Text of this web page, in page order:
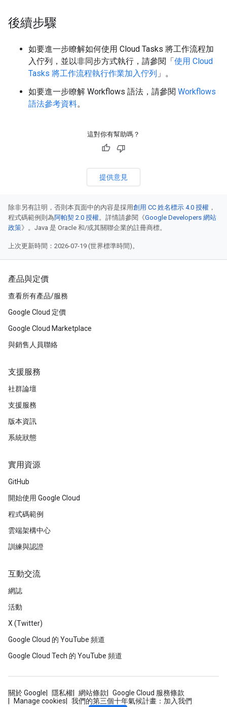
後續步驟
如要進一步瞭解如何使用 Cloud Tasks 將工作流程加
入佇列，並以非同步方式執行，請參閱「 使用 Cloud
Tasks 將工作流程執行作業加入佇列 」。
如要進一步瞭解 Workflows 語法，請參閱 Workflows
語法參考資料。
這對你有幫助嗎？
提供意見
除非另有註明，否則本頁面中的內容是採用創用 CC 姓名標示 4.0 授權 ，
程式碼範例則為阿帕契 2.0 授權。詳情請參閱《Google Developers 網站
政策》。Java 是 Oracle 和/或其關聯企業的註冊商標。
上次更新時間：2026-07-19 (世界標準時間)。
產品與定價
查看所有產品/服務
Google Cloud 定價
Google Cloud Marketplace
與銷售人員聯絡
支援服務
社群論壇
支援服務
版本資訊
系統狀態
實用資源
GitHub
開始使用 Google Cloud
程式碼範例
雲端架構中心
訓練與認證
互動交流
網誌
活動
X (Twitter)
Google Cloud 的 YouTube 頻道
Google Cloud Tech 的 YouTube 頻道
關於 Google 隱私權 網站條款
Google Cloud 服務條款
Manage cookies
我們的第三個十年氣候計畫：加入我們